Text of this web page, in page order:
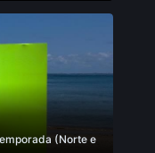
(Norte e